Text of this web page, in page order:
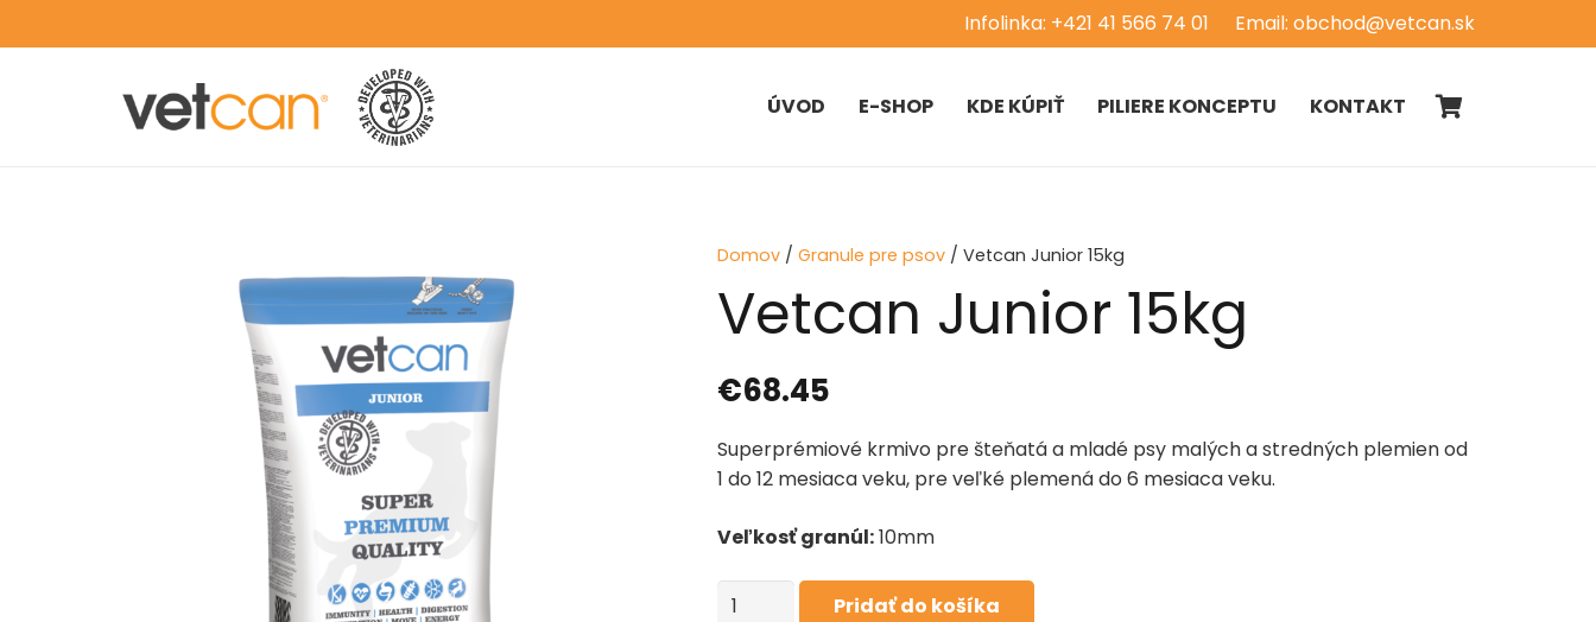
Infolinka: +421 41 566 74 01 Email: obchod@vetcan.sk
ÚVOD E-SHOP KDE KÚPIŤ PILIERE KONCEPTU KONTAKT
Domov/ Granule pre psov/ Vetcan Junior 15kg
Vetcan Junior 15kg
€68.45
Superprémiové krmivo pre šteňatá a mladé psy malých a stredných plemien od
1 do 12 mesiaca veku, pre veľké plemená do 6 mesiaca veku.
Veľkosť granúl:10mm
množstvo
Pridať do košíka